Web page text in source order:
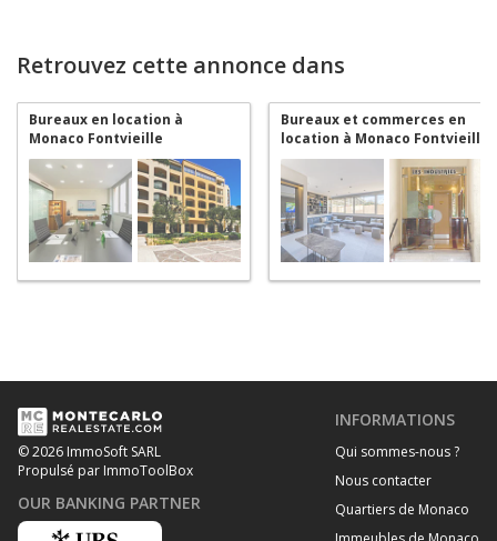
Retrouvez cette annonce dans
Bureaux en location à
Monaco Fontvieille
Bureaux et commerces en
location à Monaco Fontvieille
© 2026 ImmoSoft SARL
Propulsé par ImmoToolBox
OUR BANKING PARTNER
INFORMATIONS
Qui sommes-nous ?
Nous contacter
Quartiers de Monaco